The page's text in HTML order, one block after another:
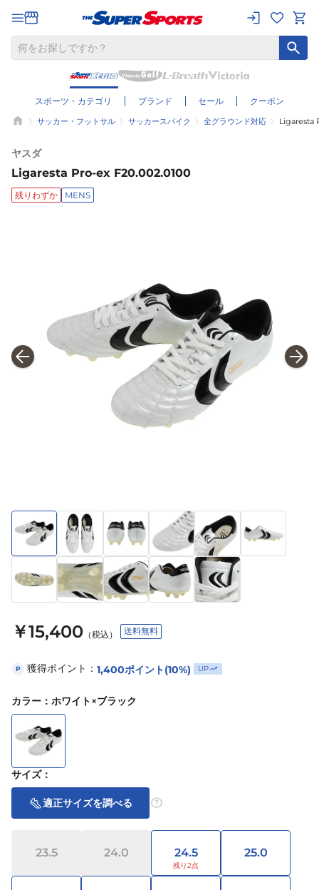
スポーツ・カテゴリ ブランド セール クーポン
サッカー・フットサル サッカースパイク 全グラウンド対応 Ligaresta
ヤスダ
Ligaresta Pro-ex F20.002.0100
残りわずか MENS
￥15,400 （税込） 送料無料
P 獲得ポイント： 1,400ポイント(10%) UP
カラー ： ホワイト×ブラック
サイズ：
適正サイズを調べる
23.5 24.0 24.5 25.0